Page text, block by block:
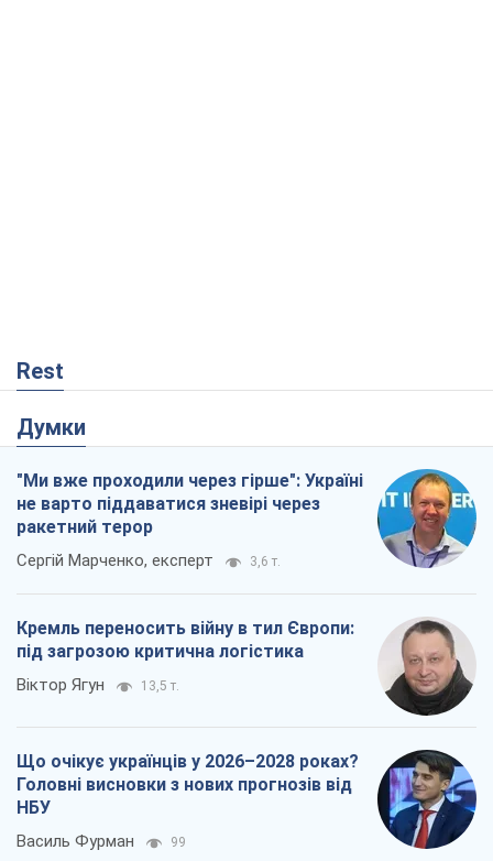
Rest
Думки
"Ми вже проходили через гірше": Україні
не варто піддаватися зневірі через
ракетний терор
Сергій Марченко, експерт 3,6 т.
Кремль переносить війну в тил Європи:
під загрозою критична логістика
Віктор Ягун 13,5 т.
Що очікує українців у 2026–2028 роках?
Головні висновки з нових прогнозів від
НБУ
Василь Фурман 99